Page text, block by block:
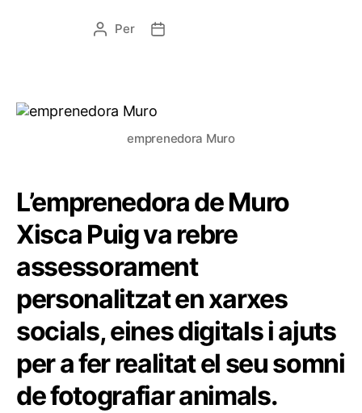
Per
emprenedora Muro
L’emprenedora de Muro
Xisca Puig va rebre
assessorament
personalitzat en xarxes
socials, eines digitals i ajuts
per a fer realitat el seu somni
de fotografiar animals.